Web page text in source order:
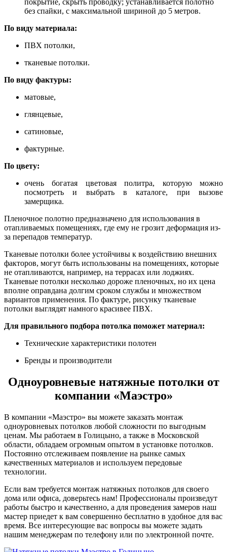
покрытие, скрыть проводку; устанавливается полотно
без спайки, с максимальной шириной до 5 метров.
По виду материала:
ПВХ потолки,
тканевые потолки.
По виду фактуры:
матовые,
глянцевые,
сатиновые,
фактурные.
По цвету:
очень богатая цветовая политра, которую можно
посмотреть и выбрать в каталоге, при вызове
замерщика.
Пленочное полотно предназначено для использования в
отапливаемых помещениях, где ему не грозит деформация из-
за перепадов температур.
Тканевые потолки более устойчивы к воздействию внешних
факторов, могут быть использованы на помещениях, которые
не отапливаются, например, на террасах или лоджиях.
Тканевые потолки несколько дороже пленочных, но их цена
вполне оправдана долгим сроком службы и множеством
вариантов применения. По фактуре, рисунку тканевые
потолки выглядят намного красивее ПВХ.
Для правильного подбора потолка поможет материал:
Технические характеристики полотен
Бренды и производители
Одноуровневые натяжные потолки от
компании «Маэстро»
В компании «Маэстро» вы можете заказать монтаж
одноуровневых потолков любой сложности по выгодным
ценам. Мы работаем в Голицыно, а также в Московской
области, обладаем огромным опытом в установке потолков.
Постоянно отслеживаем появление на рынке самых
качественных материалов и используем передовые
технологии.
Если вам требуется монтаж натяжных потолков для своего
дома или офиса, доверьтесь нам! Профессионалы произведут
работы быстро и качественно, а для проведения замеров наш
мастер приедет к вам совершенно бесплатно в удобное для вас
время. Все интересующие вас вопросы вы можете задать
нашим менеджерам по телефону или по электронной почте.